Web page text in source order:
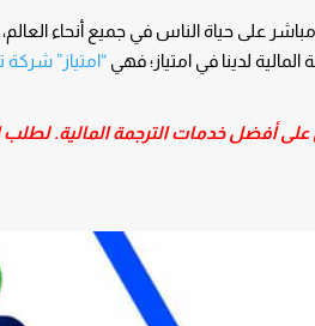
على حياة الناس في جميع أنحاء
“امتياز”
أفضل خدمات الترجمة المالية. لطلب